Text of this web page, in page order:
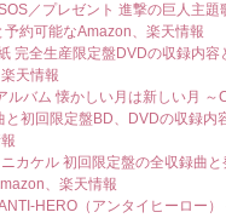
／プレゼント 進撃の巨人主題
約可能なAmazon、楽天情報
完全生産限定盤DVDの収録内容
天情報
ルバム 懐かしい月は新しい月 ～
と初回限定盤BD、DVDの収録内
カケル 初回限定盤の全収録曲
、楽天情報
HERO（アンタイヒーロー）